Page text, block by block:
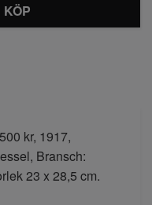
KÖP
kr, 1917,
Bransch:
23 x 28,5 cm.